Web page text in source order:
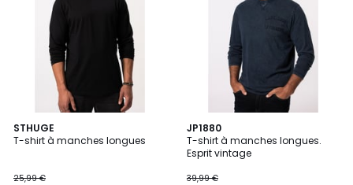
STHUGE
T-shirt à manches longues
25,99 €
JP1880
T-shirt à manches longues.
Esprit vintage
39,99 €